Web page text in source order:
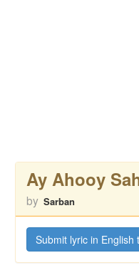
Ay Ahooy
by Sarban
Submit lyric in English